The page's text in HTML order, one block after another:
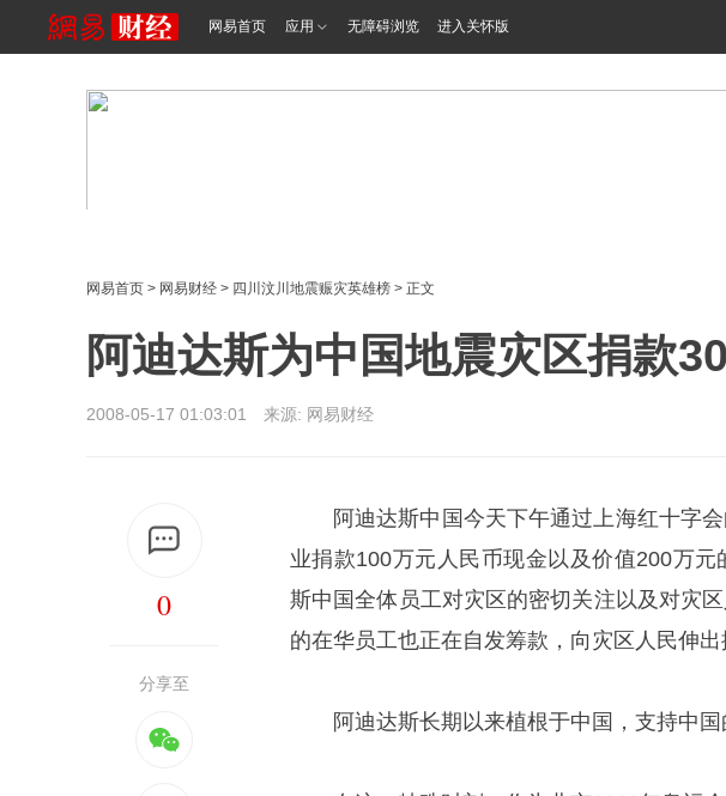
网易首页 应用 无障碍浏览 进入关怀版
网易首页 > 网易财经 > 四川汶川地震赈灾英雄榜 > 正文
阿迪达斯为中国地震灾区捐款
2008-05-17 01:03:01 来源: 网易财经
0
分享至
阿迪达斯中国今天下午通过上海红十字会
业捐款100万元人民币现金以及价值200万
斯中国全体员工对灾区的密切关注以及对灾
的在华员工也正在自发筹款，向灾区人民伸出
阿迪达斯长期以来植根于中国，支持中国